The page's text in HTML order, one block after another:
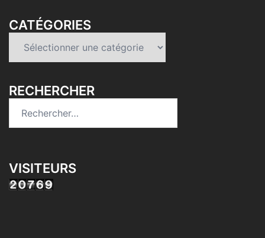
CATÉGORIES
RECHERCHER
VISITEURS